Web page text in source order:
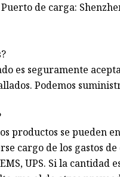
de carga:
es seguramente
Podemos
productos se pueden
cargo de los gastos
UPS. Si la